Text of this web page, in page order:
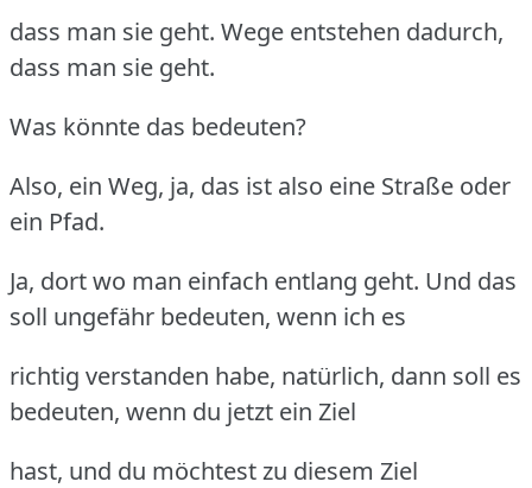
dass man sie geht. Wege entstehen dadurch,
dass man sie geht.
Was könnte das bedeuten?
Also, ein Weg, ja, das ist also eine Straße oder
ein Pfad.
Ja, dort wo man einfach entlang geht. Und das
soll ungefähr bedeuten, wenn ich es
richtig verstanden habe, natürlich, dann soll es
bedeuten, wenn du jetzt ein Ziel
hast, und du möchtest zu diesem Ziel